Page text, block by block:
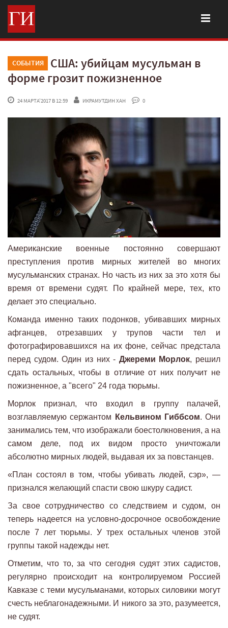
СОБЫТИЯ
США: убийцам мусульман в
форме грозит пожизненное
24 МАРТА'2017 В 12:59 ИКРАМУТДИН ХАН 0
Американские военные постоянно совершают
преступления против мирных жителей во многих
мусульманских странах. Но часть из них за это хотя бы
время от времени судят. По крайней мере, тех, кто
делает это специально.
Команда именно таких подонков, убивавших мирных
афганцев, отрезавших у трупов части тел и
фотографировавшихся на их фоне, сейчас предстала
перед судом. Один из них - Джереми Морлок, решил
сдать остальных, чтобы в отличие от них получит не
пожизненное, а "всего" 24 года тюрьмы.
Морлок признал, что входил в группу палачей,
возглавляемую сержантом
Кельвином Гиббсом. Они
занимались тем, что изображали боестолкновения, а на
самом деле, под их видом просто уничтожали
абсолютно мирных людей, выдавая их за повстанцев.
«План состоял в том, чтобы убивать людей, сэр», —
признался желающий спасти свою шкуру садист.
За свое сотрудничество со следствием и судом, он
теперь надеется на условно-досрочное освобождение
после 7 лет тюрьмы. У трех остальных членов этой
группы такой надежды нет.
Отметим, что то, за что сегодня судят этих садистов,
регулярно происходит на контролируемом Россией
Кавказе с теми мусульманами, которых силовики могут
счесть неблагонадежными. И никого за это, разумеется,
не судят.